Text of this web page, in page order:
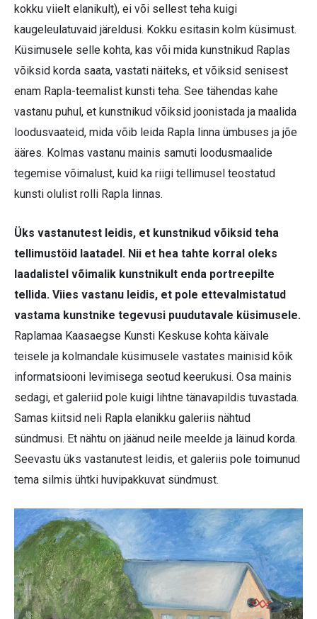
kokku viielt elanikult), ei või sellest teha kuigi
kaugeleulatuvaid järeldusi. Kokku esitasin kolm küsimust.
Küsimusele selle kohta, kas või mida kunstnikud Raplas
võiksid korda saata, vastati näiteks, et võiksid senisest
enam Rapla-teemalist kunsti teha. See tähendas kahe
vastanu puhul, et kunstnikud võiksid joonistada ja maalida
loodusvaateid, mida võib leida Rapla linna ümbuses ja jõe
ääres. Kolmas vastanu mainis samuti loodusmaalide
tegemise võimalust, kuid ka riigi tellimusel teostatud
kunsti olulist rolli Rapla linnas.
Üks vastanutest leidis, et kunstnikud võiksid teha
tellimustöid laatadel. Nii et hea tahte korral oleks
laadalistel võimalik kunstnikult enda portreepilte
tellida. Viies vastanu leidis, et pole ettevalmistatud
vastama kunstnike tegevusi puudutavale küsimusele.
Raplamaa Kaasaegse Kunsti Keskuse kohta käivale
teisele ja kolmandale küsimusele vastates mainisid kõik
informatsiooni levimisega seotud keerukusi. Osa mainis
sedagi, et galeriid pole kuigi lihtne tänavapildis tuvastada.
Samas kiitsid neli Rapla elanikku galeriis nähtud
sündmusi. Et nähtu on jäänud neile meelde ja läinud korda.
Seevastu üks vastanutest leidis, et galeriis pole toimunud
tema silmis ühtki huvipakkuvat sündmust.